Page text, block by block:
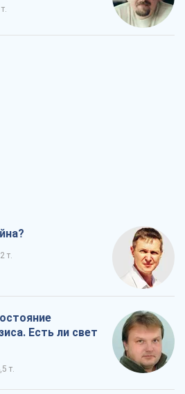
т.
Есть ли свет
т.